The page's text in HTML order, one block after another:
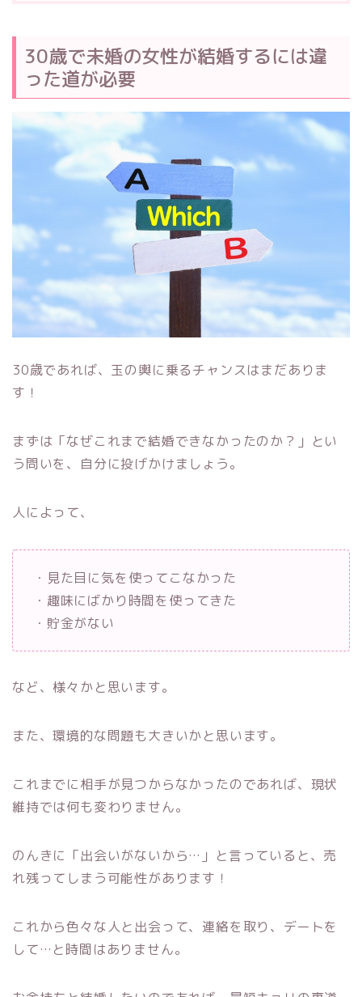
30歳で未婚の女性が結婚するには違
った道が必要
30歳であれば、玉の輿に乗るチャンスはまだありま
す！
まずは「なぜこれまで結婚できなかったのか？」とい
う問いを、自分に投げかけましょう。
人によって、
・見た目に気を使ってこなかった
・趣味にばかり時間を使ってきた
・貯金がない
など、様々かと思います。
また、環境的な問題も大きいかと思います。
これまでに相手が見つからなかったのであれば、現状
維持では何も変わりません。
のんきに「出会いがないから…」と言っていると、売
れ残ってしまう可能性があります！
これから色々な人と出会って、連絡を取り、デートを
して…と時間はありません。